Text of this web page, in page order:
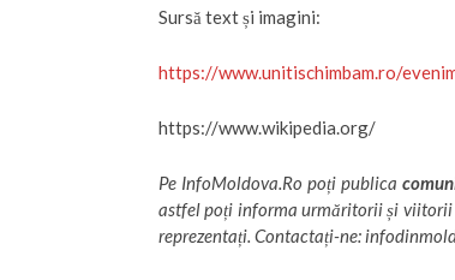
Sursă text și imagini:
https://www.unitischimbam.ro/
https://www.wikipedia.org/
Pe InfoMoldova.Ro poți publica
astfel poți informa urmăritorii și viitorii
reprezentați. Contactați-ne: